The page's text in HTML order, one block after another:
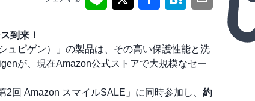
到来！
ュピゲン）」の製品は、その高い保護性能と洗
が、現在Amazon公式ストアで大規模なセー
回 Amazon スマイルSALE」に同時参加し、 約